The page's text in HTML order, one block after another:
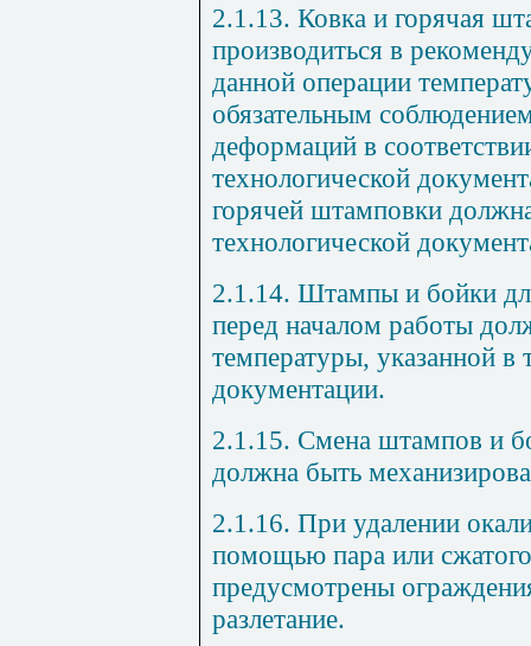
2.1.13. Ковка и горячая
производиться в
данной операции
обязательным
деформаций в
технологической
горячей штамповки
технологической
2.1.14. Штампы и бойки
перед началом работы
температуры, указанной в
документации.
2.1.15. Смена штампов и
должна быть
2.1.16. При удалении
помощью пара или
предусмотрены
разлетание.